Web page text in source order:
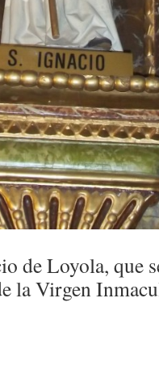
de Loyola, que
la Virgen